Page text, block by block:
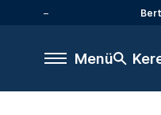
Menü